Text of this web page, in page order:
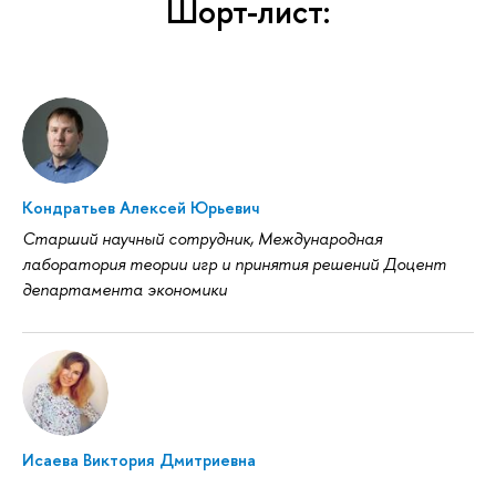
Шорт-лист:
Кондратьев Алексей Юрьевич
Старший научный сотрудник, Международная
лаборатория теории игр и принятия решений Доцент
департамента экономики
Исаева Виктория Дмитриевна